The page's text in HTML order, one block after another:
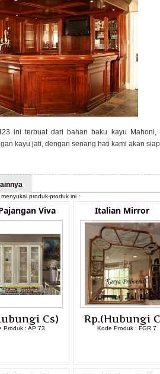
ini terbuat dari bahan baku kayu
kayu jati, dengan senang hati kami akan
produk-produk ini :
Viva
Cs)
Produk : AP 73
Italian Mirror
Rp.(Hubungi
Kode Produk : FGR 7